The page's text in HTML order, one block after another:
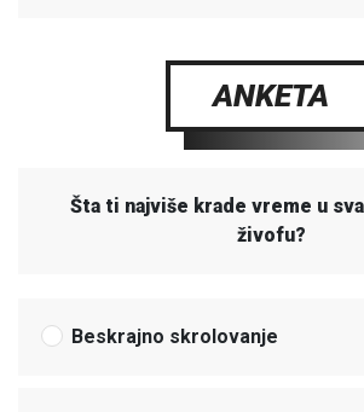
ANKETA
Šta ti najviše krade vreme u
živofu?
Beskrajno skrolovanje